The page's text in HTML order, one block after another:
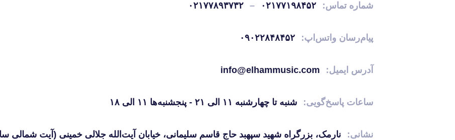
شماره تماس: ۰۲۱۷۷۱۹۸۴۵۲ – ۰۲۱۷۷۸۹۳۷۳۲
پیام‌رسان واتس‌اپ: ۰۹۰۲۲۸۴۸۴۵۲
آدرس ایمیل: info@elhammusic.com
ساعات پاسخ‌گویی: شنبه تا چهارشنبه ۱۱ الی ۲۱ - پنجشنبه‌ها ۱۱ الی ۱۸
نشانی: نارمک، بزرگراه شهید سپهبد حاج قاسم سلیمانی، خیابان آیت‌الله جلالی خمینی (آیت شمالی سابق)، پلاک ۸۵۶، ساختمان